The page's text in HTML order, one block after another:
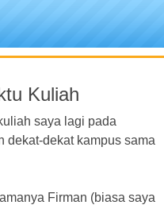
Kuliah
saya lagi pada
dekat-dekat kampus sama
Firman (biasa saya